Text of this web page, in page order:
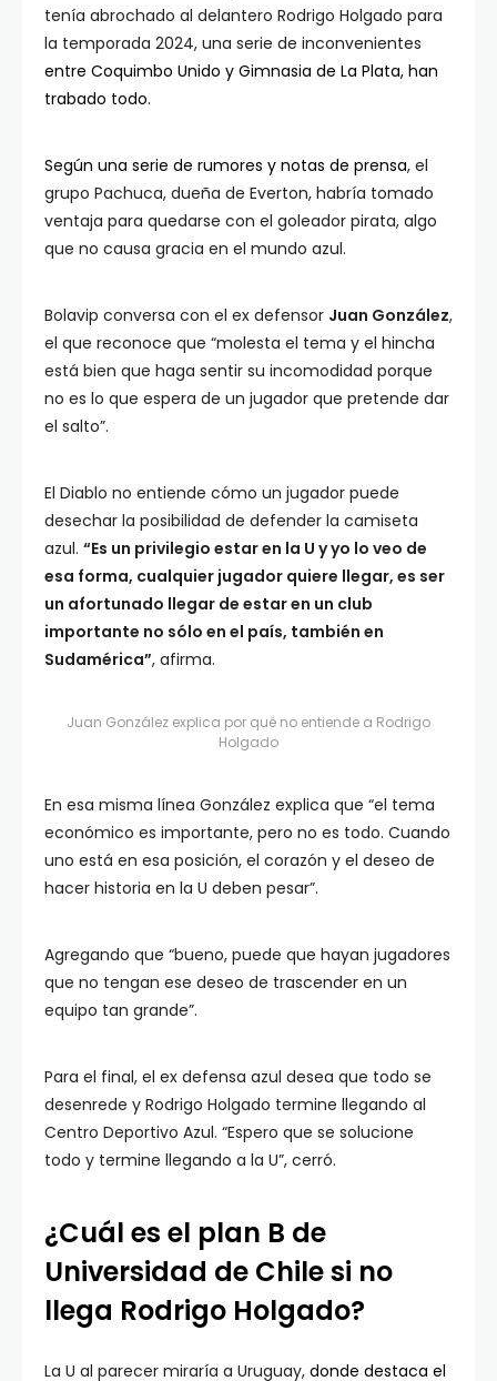
tenía abrochado al delantero Rodrigo Holgado para
la temporada 2024, una serie de inconvenientes
entre Coquimbo Unido y Gimnasia de La Plata, han
trabado todo.
Según una serie de rumores y notas de prensa, el
grupo Pachuca, dueña de Everton, habría tomado
ventaja para quedarse con el goleador pirata, algo
que no causa gracia en el mundo azul.
Bolavip conversa con el ex defensor Juan González,
el que reconoce que “molesta el tema y el hincha
está bien que haga sentir su incomodidad porque
no es lo que espera de un jugador que pretende dar
el salto”.
El Diablo no entiende cómo un jugador puede
desechar la posibilidad de defender la camiseta
azul. “Es un privilegio estar en la U y yo lo veo de
esa forma, cualquier jugador quiere llegar, es ser
un afortunado llegar de estar en un club
importante no sólo en el país, también en
Sudamérica”, afirma.
Juan González explica por qué no entiende a Rodrigo
Holgado
En esa misma línea González explica que “el tema
económico es importante, pero no es todo. Cuando
uno está en esa posición, el corazón y el deseo de
hacer historia en la U deben pesar”.
Agregando que “bueno, puede que hayan jugadores
que no tengan ese deseo de trascender en un
equipo tan grande”.
Para el final, el ex defensa azul desea que todo se
desenrede y Rodrigo Holgado termine llegando al
Centro Deportivo Azul. “Espero que se solucione
todo y termine llegando a la U”, cerró.
¿Cuál es el plan B de
Universidad de Chile si no
llega Rodrigo Holgado?
La U al parecer miraría a Uruguay, donde destaca el